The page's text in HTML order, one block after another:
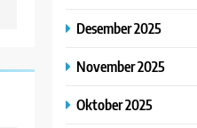
Desember 2025
November 2025
Oktober 2025